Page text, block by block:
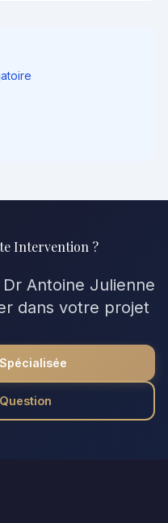
Intervention ?
Antoine Julienne
dans votre projet